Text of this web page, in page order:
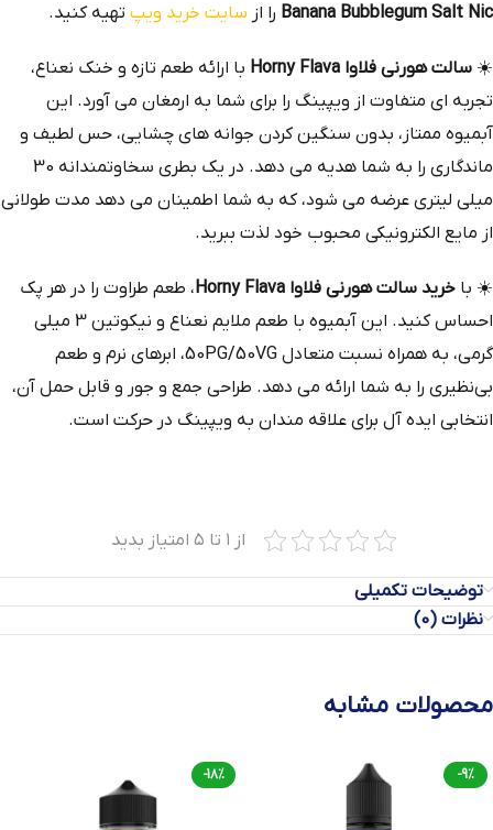
Banana Bubblegum Salt Nic را از سایت خرید ویپ تهیه کنید.
☀️ سالت هورنی فلاوا Horny Flava
با ارائه طعم تازه و خنک نعناع،
تجربه‌ ای متفاوت از ویپینگ را برای شما به ارمغان می‌ آورد. این
آبمیوه ممتاز، بدون سنگین کردن جوانه‌ های چشایی، حس لطیف و
ماندگاری را به شما هدیه می‌ دهد. در یک بطری سخاوتمندانه 30
میلی‌ لیتری عرضه می‌ شود، که به شما اطمینان می‌ دهد مدت طولانی
از مایع الکترونیکی محبوب خود لذت ببرید.
☀️ با خرید سالت هورنی فلاوا Horny Flava
، طعم طراوت را در هر پک
احساس کنید. این آبمیوه با طعم ملایم نعناع و نیکوتین 3 میلی‌
گرمی، به همراه نسبت متعادل 50PG/50VG، ابرهای نرم و طعم
بی‌نظیری را به شما ارائه می‌ دهد. طراحی جمع و جور و قابل حمل آن،
انتخابی ایده‌ آل برای علاقه‌ مندان به ویپینگ در حرکت است.
از ۱ تا ۵ امتیاز بدید
توضیحات تکمیلی
نظرات (0)
محصولات مشابه
-9%
-18%